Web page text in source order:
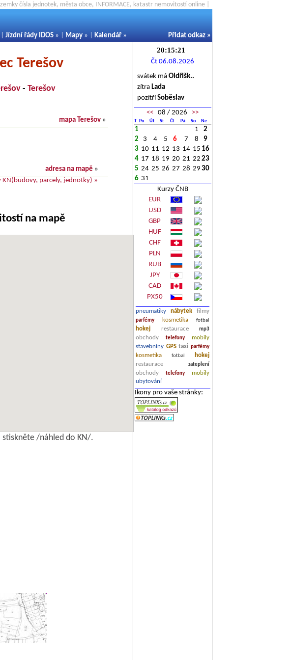
čísla jednotek, města obce, INFORMACE, katastr nemovitostí online |
Jízdní řády IDOS » | Mapy » | Kalendář » Přidat odkaz »
Terešov
- Terešov
mapa Terešov »
adresa na mapě »
KN(budovy, parcely, jednotky) »
na mapě
stiskněte /náhled do KN/.
Čt 06.08.2026
svátek má Oldřišk..
zítra Lada
pozítří Soběslav
<< 08 / 2026 >>
T Po Út St Čt Pá So Ne
1 1
2
2
3 4 5 6 7 8
9
3 10 11 12 13 14 15 16
4 17 18 19 20 21 22 23
5 24 25 26 27 28 29 30
6 31
Kurzy ČNB
EUR
USD
GBP
HUF
CHF
PLN
RUB
JPY
CAD
PX50
pneumatiky nábytek filmy
parfémy kosmetika fotbal
hokej restaurace mp3
obchody telefony
mobily
stavebniny GPS taxi parfémy
kosmetika fotbal
hokej
restaurace
zateplení
obchody telefony
mobily
ubytování
Ikony pro vaše stránky: